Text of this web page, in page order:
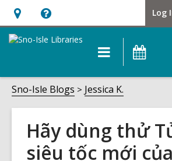
Hours
&
opens
an
overlay
Help,
opens
overlay
Log
Main
Sno-Isle Blogs Jessica K.
Hãy dùng thử
siêu tốc mới